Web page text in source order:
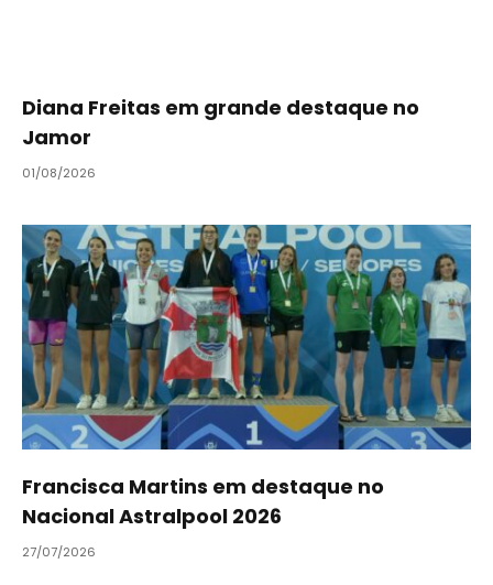
Diana Freitas em grande destaque no
Jamor
01/08/2026
Francisca Martins em destaque no
Nacional Astralpool 2026
27/07/2026